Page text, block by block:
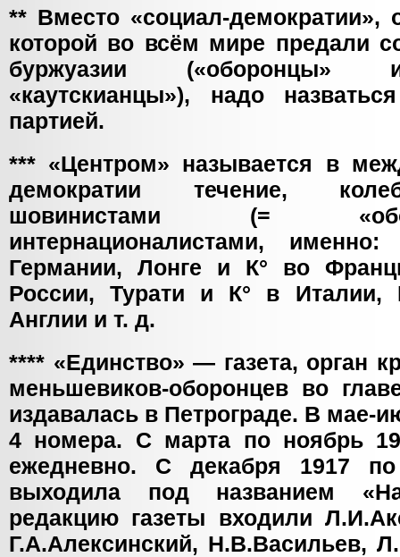
** Вместо «социал-
которой во всём мире предали
буржуазии («оборонцы»
«каутскианцы»), надо
партией.
*** «Центром» называется в
демократии течение,
шовинистами (=
интернационалистами,
Германии, Лонге и К° во
России, Турати и К° в
Англии и т. д.
**** «Единство» — газета, орган
меньшевиков-оборонцев во
издавалась в Петрограде. В мае-
4 номера. С марта по ноябрь
ежедневно. С декабря 1917
выходила под названием
редакцию газеты входили
Г.А.Алексинский, Н.В.Васильев,